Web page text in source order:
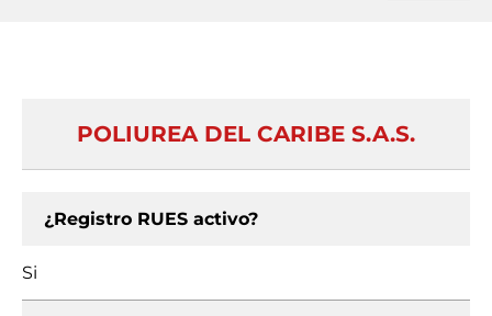
POLIUREA DEL CARIBE S.A.S.
¿Registro RUES activo?
Si